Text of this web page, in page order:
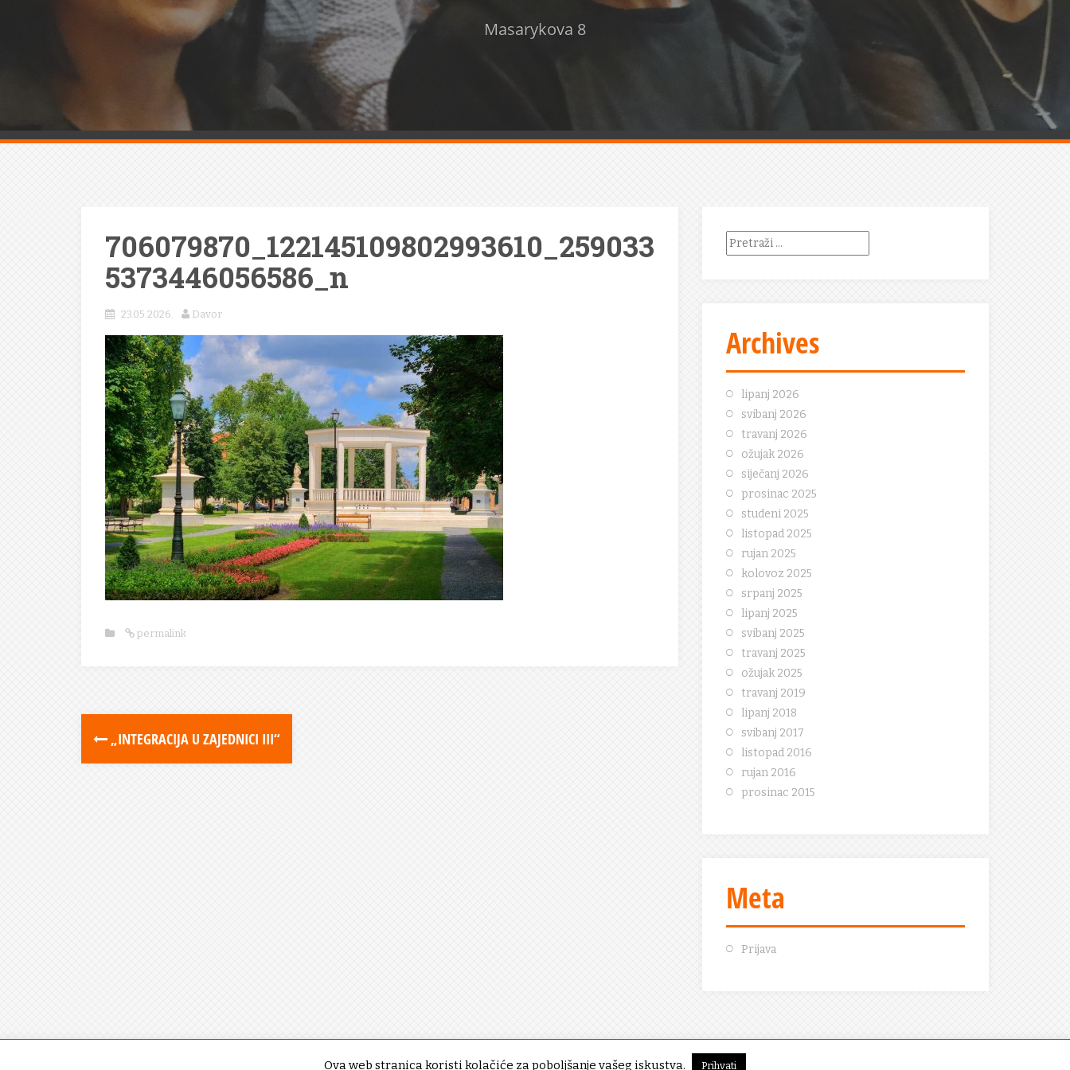
Masarykova 8
706079870_122145109802993610_259033
5373446056586_n
23.05.2026. Davor
permalink
„INTEGRACIJA U ZAJEDNICI III“
Pretraži:
Archives
lipanj 2026
svibanj 2026
travanj 2026
ožujak 2026
siječanj 2026
prosinac 2025
studeni 2025
listopad 2025
rujan 2025
kolovoz 2025
srpanj 2025
lipanj 2025
svibanj 2025
travanj 2025
ožujak 2025
travanj 2019
lipanj 2018
svibanj 2017
listopad 2016
rujan 2016
prosinac 2015
Meta
Prijava
Ova web stranica koristi kolačiće za poboljšanje vašeg iskustva. Prihvati